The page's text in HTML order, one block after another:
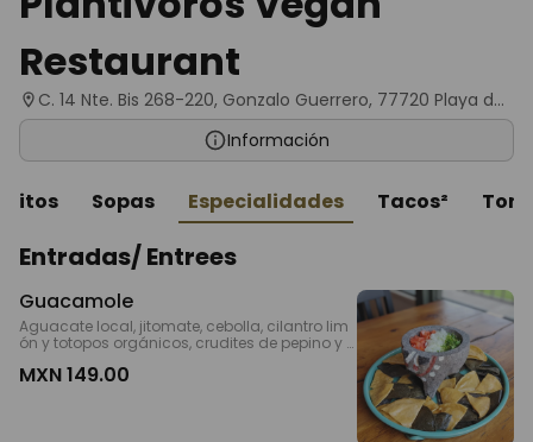
Restaurant
C. 14 Nte. Bis 268-220, Gonzalo Guerrero, 77720 Playa del
Carmen, Q.R., México
Información
Sopas Especialidades Tacos²
Entradas/ Entrees
Guacamole
Aguacate local, jitomate, cebolla, cilantro lim
ón y totopos orgánicos, crudites de pepino y z
n, lime and organic tortilla chips.
MXN 149.00